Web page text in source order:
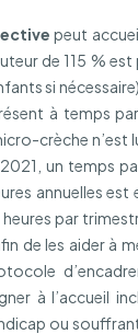
peut
de 115 %
si
à temps
crèche n’est
un temps
annuelles
par
de les aider à
à l’accueil
ou